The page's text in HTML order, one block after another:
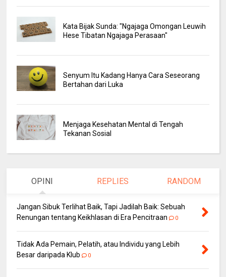
Kata Bijak Sunda: "Ngajaga Omongan Leuwih
Hese Tibatan Ngajaga Perasaan"
Senyum Itu Kadang Hanya Cara Seseorang
Bertahan dari Luka
Menjaga Kesehatan Mental di Tengah
Tekanan Sosial
OPINI REPLIES RANDOM
Jangan Sibuk Terlihat Baik, Tapi Jadilah Baik: Sebuah
Renungan tentang Keikhlasan di Era Pencitraan
0
Tidak Ada Pemain, Pelatih, atau Individu yang Lebih
Besar daripada Klub
0